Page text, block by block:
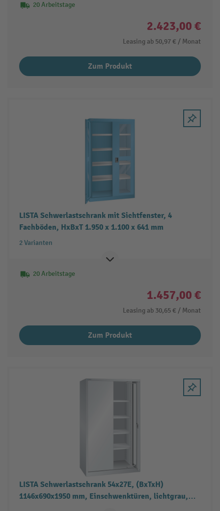
20 Arbeitstage
2.423,00 €
Leasing ab 50,97 € / Monat
Zum Produkt
LISTA Schwerlastschrank mit Sichtfenster, 4
Fachböden, HxBxT 1.950 x 1.100 x 641 mm
2 Varianten
20 Arbeitstage
1.457,00 €
Leasing ab 30,65 € / Monat
Zum Produkt
LISTA Schwerlastschrank 54x27E, (BxTxH)
1146x690x1950 mm, Einschwenktüren, lichtgrau,